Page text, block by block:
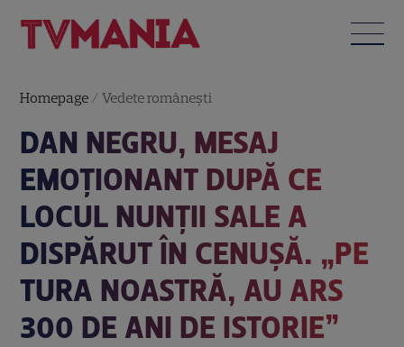
Homepage /Vedete româneşti
DAN NEGRU, MESAJ
EMOȚIONANT DUPĂ CE
LOCUL NUNȚII SALE A
DISPĂRUT ÎN CENUȘĂ. „PE
TURA NOASTRĂ, AU ARS
300 DE ANI DE ISTORIE”